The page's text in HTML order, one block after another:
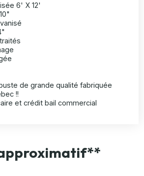
6' X 12'
de grande qualité fabriquée
!!
et crédit bail commercial